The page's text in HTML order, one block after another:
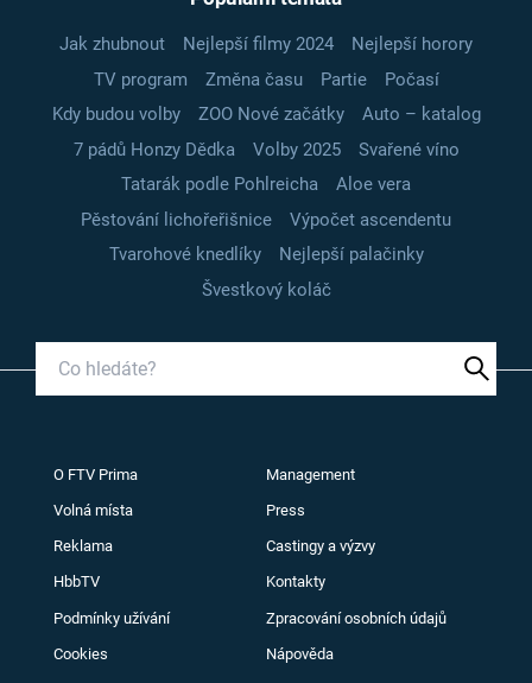
Jak zhubnout Nejlepší filmy 2024
Nejlepší horory
TV program
Změna času Partie
Počasí
Kdy budou volby
ZOO Nové začátky
Auto – katalog
7 pádů Honzy Dědka
Volby 2025
Svařené víno
Tatarák podle Pohlreicha
Aloe vera
Pěstování lichořeřišnice
Výpočet ascendentu
Tvarohové knedlíky
Nejlepší palačinky
Švestkový koláč
O FTV Prima Management
Volná místa Press
Reklama Castingy a výzvy
HbbTV Kontakty
Podmínky užívání Zpracování osobních údajů
Cookies Nápověda